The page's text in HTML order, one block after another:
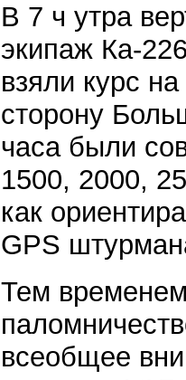
В 7 ч утра
экипаж Ка-
взяли курс
сторону
часа были
1500, 2000,
как
GPS
Тем
всеобщее